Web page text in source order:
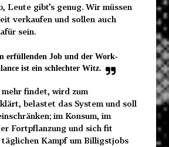
Leute gibt’s genug. Wir müssen
verkaufen und sollen auch
sein.
erfüllenden Job und der Work-
ist ein schlechter Witz.
findet, wird zum
belastet das System und soll
im Konsum, im
Fortpflanzung und sich fit
täglichen Kampf um Billigstjobs